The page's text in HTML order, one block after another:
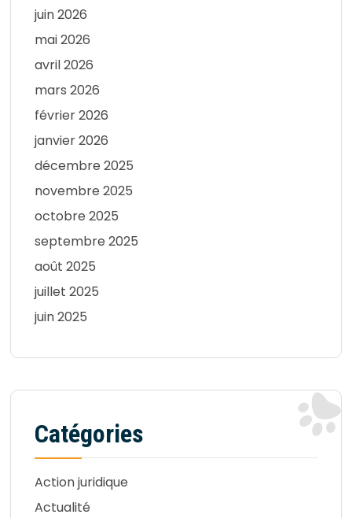
juin 2026
mai 2026
avril 2026
mars 2026
février 2026
janvier 2026
décembre 2025
novembre 2025
octobre 2025
septembre 2025
août 2025
juillet 2025
juin 2025
Catégories
Action juridique
Actualité